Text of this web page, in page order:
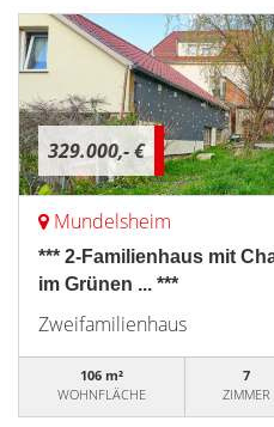
329.000,- €
Mundelsheim
*** 2-Familienhaus mit
im Grünen ... ***
Zweifamilienhaus
106 m²
WOHNFLÄCHE
7
ZIMMER